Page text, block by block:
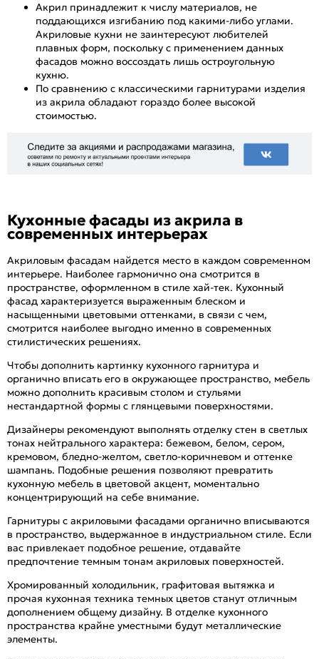
Акрил принадлежит к числу материалов, не
поддающихся изгибанию под какими-либо углами.
Акриловые кухни не заинтересуют любителей
плавных форм, поскольку с применением данных
фасадов можно воссоздать лишь остроугольную
кухню.
По сравнению с классическими гарнитурами изделия
из акрила обладают гораздо более высокой
стоимостью.
Кухонные фасады из акрила в
современных интерьерах
Акриловым фасадам найдется место в каждом современном
интерьере. Наиболее гармонично она смотрится в
пространстве, оформленном в стиле хай-тек. Кухонный
фасад характеризуется выраженным блеском и
насыщенными цветовыми оттенками, в связи с чем,
смотрится наиболее выгодно именно в современных
стилистических решениях.
Чтобы дополнить картинку кухонного гарнитура и
органично вписать его в окружающее пространство, мебель
можно дополнить красивым столом и стульями
нестандартной формы с глянцевыми поверхностями.
Дизайнеры рекомендуют выполнять отделку стен в светлых
тонах нейтрального характера: бежевом, белом, сером,
кремовом, бледно-желтом, светло-коричневом и оттенке
шампань. Подобные решения позволяют превратить
кухонную мебель в цветовой акцент, моментально
концентрирующий на себе внимание.
Гарнитуры с акриловыми фасадами органично вписываются
в пространство, выдержанное в индустриальном стиле. Если
вас привлекает подобное решение, отдавайте
предпочтение темным тонам акриловых поверхностей.
Хромированный холодильник, графитовая вытяжка и
прочая кухонная техника темных цветов станут отличным
дополнением общему дизайну. В отделке кухонного
пространства крайне уместными будут металлические
элементы.